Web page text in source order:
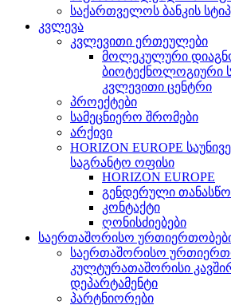
საქართველოს ბანკის
კვლევა
კვლევითი ერთეულები
მოლეკულური
ბიოტექნოლოგიური
კვლევითი ცენტრი
პროექტები
სამეცნიერო შრომები
არქივი
HORIZON EUROPE
საგრანტო ოფისი
HORIZON EUROPE
გენდერული
კონტაქტი
ღონისძიებები
საერთაშორისო
საერთაშორისო
კულტურათაშორისი
დეპარტამენტი
პარტნიორები